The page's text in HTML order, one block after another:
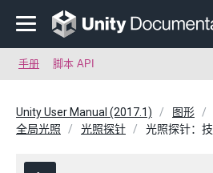
手册 脚本 API
Unity User Manual (2017.1) 图形
全局光照
光照探针 光照探针：